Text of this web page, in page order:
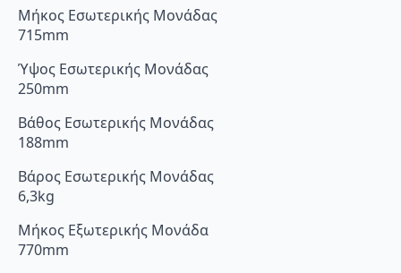
Μήκος Εσωτερικής Μονάδας
715mm
Ύψος Εσωτερικής Μονάδας
250mm
Βάθος Εσωτερικής Μονάδας
188mm
Βάρος Εσωτερικής Μονάδας
6,3kg
Μήκος Εξωτερικής Μονάδα
770mm